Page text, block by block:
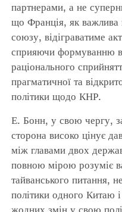
партнерами, а не
що Франція, як важлива
союзу, відіграватиме
сприяючи формуванню
раціонального
прагматичної та
політики щодо КНР.
Е. Бонн, у свою чергу,
сторона високо цінує
між главами двох
повною мірою розуміє
тайванського питання,
політики одного Китаю
жодних змін у свою